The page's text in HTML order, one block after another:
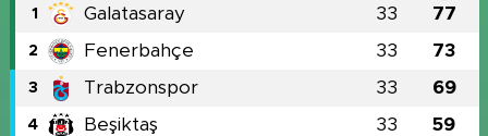
1 Galatasaray 33 77
2 Fenerbahçe 33 73
3 Trabzonspor 33 69
4 Beşiktaş 33 59